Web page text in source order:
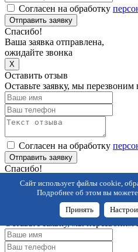
Согласен на обработку
Отправить заявку
Спасибо!
Ваша заявка отправлена,
ожидайте звонка
X
Оставить отзыв
Оставьте заявку, мы перезвоним
Согласен на обработку
Отправить заявку
Спасибо!
Ваш отзыв отправлен!
После модерации, мы
Купить в 1 клик
Сайт использует файлы cookie,
Подробнее об этом вы можете
Принять